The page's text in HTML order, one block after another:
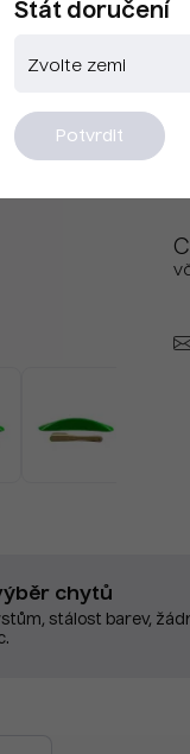
chytů
stálost barev,
Stát doručení
Potvrdit